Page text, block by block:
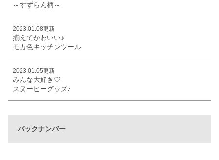
～すずらん柄～
2023.01.08更新
揃えてかわいい♪
モカ色キッチンツール
2023.01.05更新
みんな大好き♡
スヌーピーグッズ♪
バックナンバー